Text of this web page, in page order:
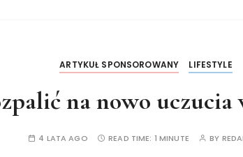
ARTYKUŁ SPONSOROWANY LIFESTYLE
na nowo uczucia
4 LATA AGO READ TIME: 1 MINUTE BY